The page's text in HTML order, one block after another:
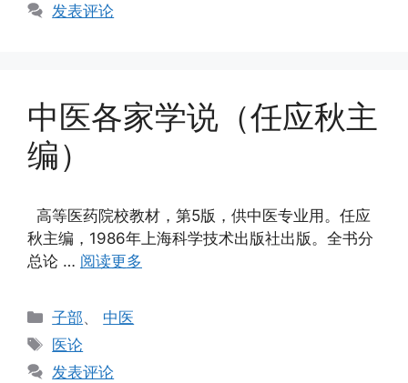
发表评论
中医各家学说（任应秋主
编）
高等医药院校教材，第5版，供中医专业用。任应
秋主编，1986年上海科学技术出版社出版。全书分
总论 … 阅读更多
分
类
子部、 中医
标
签
医论
发表评论